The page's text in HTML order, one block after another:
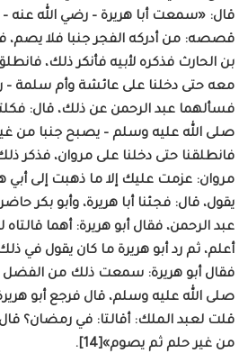
قال: «سمعت أبا هريرة – رضي الله عنه
قصصه: من أدركه الفجر جنبا فلا يصم،
بن الحارث فذكره لأبيه فأنكر ذلك،
معه حتى دخلنا على عائشة وأم سلمة –
فسألهما عبد الرحمن عن ذلك، قال:
صلى الله عليه وسلم – يصبح جنبا من
فانطلقنا حتى دخلنا على مروان، فذكر
مروان: عزمت عليك إلا ما ذهبت إلى أبي
يقول، قال: فجئنا أبا هريرة، وأبو بكر
عبد الرحمن، فقال أبو هريرة: أهما
أعلم، ثم رد أبو هريرة ما كان يقول في
فقال أبو هريرة: سمعت ذلك من الفضل
صلى الله عليه وسلم، قال فرجع أبو
قلت لعبد الملك: أقالتا: في رمضان؟
من غير حلم ثم يصوم»[14].